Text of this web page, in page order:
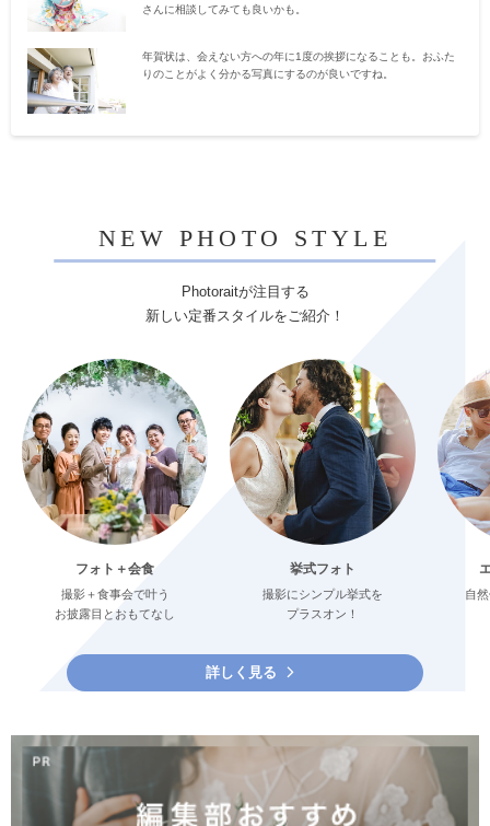
さんに相談してみても良いかも。
年賀状は、会えない方への年に1度の挨拶になることも。おふた
りのことがよく分かる写真にするのが良いですね。
NEW PHOTO STYLE
Photoraitが注目する
新しい定番スタイルをご紹介！
フォト＋会食
撮影＋食事会で叶う
お披露目とおもてなし
挙式フォト
撮影にシンプル挙式を
プラスオン！
自
詳しく見る